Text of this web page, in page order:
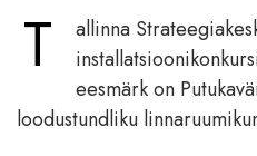
T
allinna
eesmärk on
loodustundliku